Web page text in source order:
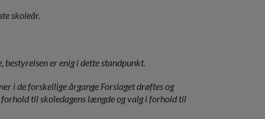
skoleår.
er enig i dette standpunkt.
i de forskellige årgange Forslaget drøftes og
til skoledagens længde og valg i forhold til